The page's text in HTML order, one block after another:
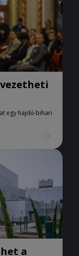
egy hajdú-bihari
a